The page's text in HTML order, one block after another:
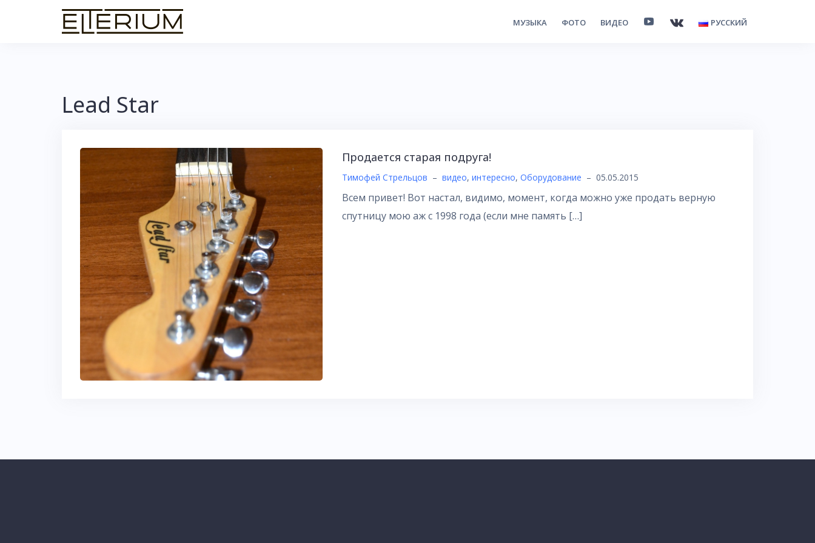
МУЗЫКА ФОТО ВИДЕО РУССКИЙ
Lead Star
Продается старая подруга!
Тимофей Стрельцов – видео, интересно, Оборудование – 05.05.2015
Всем привет! Вот настал, видимо, момент, когда можно уже продать верную
спутницу мою аж с 1998 года (если мне память […]